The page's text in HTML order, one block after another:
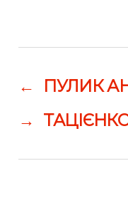
←
ПУЛИК
→